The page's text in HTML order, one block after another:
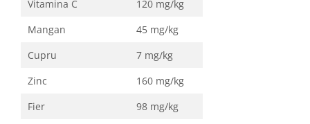
Vitamina C
120 mg/kg
Mangan
45 mg/kg
Cupru
7 mg/kg
Zinc
160 mg/kg
Fier
98 mg/kg